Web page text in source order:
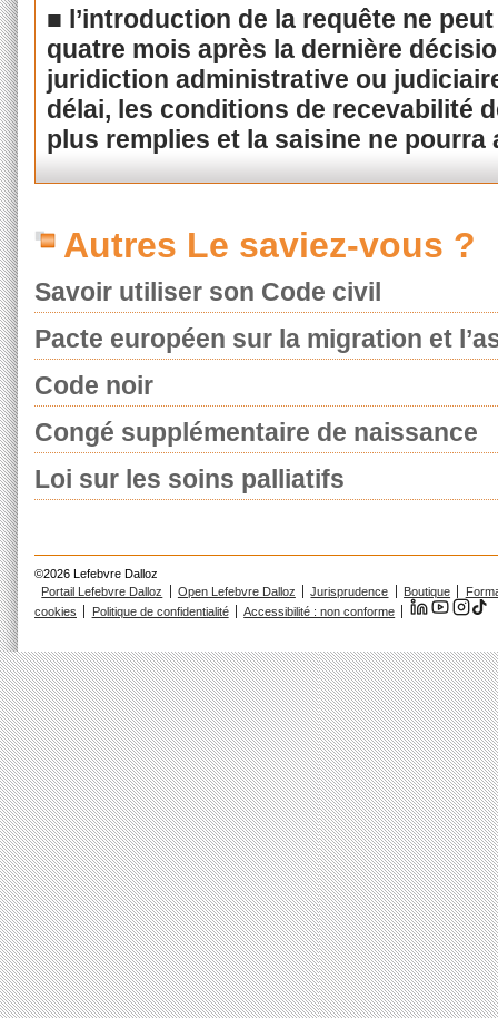
■ l’introduction de la requête ne
quatre mois après la dernière
juridiction administrative ou
délai, les conditions de recevabilité
plus remplies et la saisine ne pourra
Autres Le saviez-vous ?
Savoir utiliser son Code civil
Pacte européen sur la migration et
Code noir
Congé supplémentaire de naissance
Loi sur les soins palliatifs
©2026 Lefebvre Dalloz
Portail Lefebvre Dalloz
Open Lefebvre Dalloz Jurisprudence Boutique
cookies
Politique de confidentialité Accessibilité : non conforme